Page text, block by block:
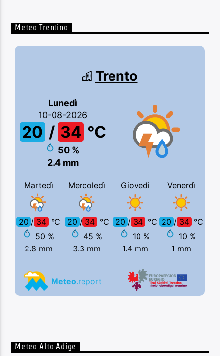
Meteo Trentino
Meteo Alto Adige